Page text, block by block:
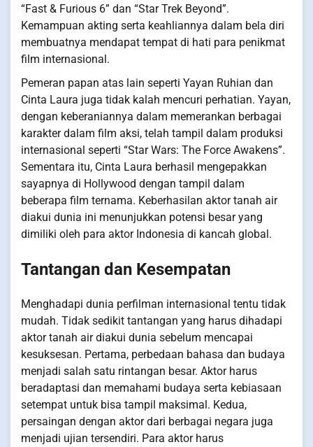
“Fast & Furious 6” dan “Star Trek Beyond”.
Kemampuan akting serta keahliannya dalam bela diri
membuatnya mendapat tempat di hati para penikmat
film internasional.
Pemeran papan atas lain seperti Yayan Ruhian dan
Cinta Laura juga tidak kalah mencuri perhatian. Yayan,
dengan keberaniannya dalam memerankan berbagai
karakter dalam film aksi, telah tampil dalam produksi
internasional seperti “Star Wars: The Force Awakens”.
Sementara itu, Cinta Laura berhasil mengepakkan
sayapnya di Hollywood dengan tampil dalam
beberapa film ternama. Keberhasilan aktor tanah air
diakui dunia ini menunjukkan potensi besar yang
dimiliki oleh para aktor Indonesia di kancah global.
Tantangan dan Kesempatan
Menghadapi dunia perfilman internasional tentu tidak
mudah. Tidak sedikit tantangan yang harus dihadapi
aktor tanah air diakui dunia sebelum mencapai
kesuksesan. Pertama, perbedaan bahasa dan budaya
menjadi salah satu rintangan besar. Aktor harus
beradaptasi dan memahami budaya serta kebiasaan
setempat untuk bisa tampil maksimal. Kedua,
persaingan dengan aktor dari berbagai negara juga
menjadi ujian tersendiri. Para aktor harus